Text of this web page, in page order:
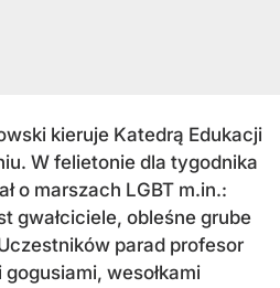
kieruje Katedrą Edukacji
W felietonie dla tygodnika
o marszach LGBT m.in.:
gwałciciele, obleśne grube
parad profesor
wesołkami